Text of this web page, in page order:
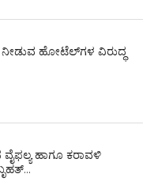
ನೀಡುವ ಹೋಟೆಲ್‌ಗಳ ವಿರುದ್ಧ
ವೈಫಲ್ಯ ಹಾಗೂ ಕರಾವಳಿ